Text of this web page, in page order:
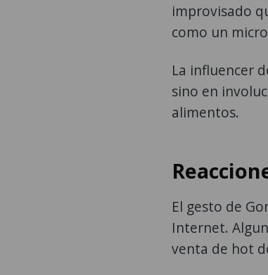
improvisado
como un
La influencer
sino en
alimentos.
El gesto de
Internet.
venta de hot